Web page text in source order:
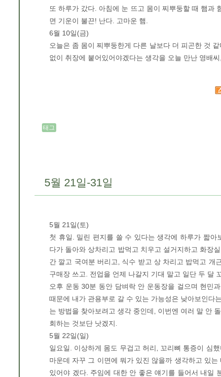
또 하루가 갔다. 아침에 눈 뜨고 몸이 찌뿌둥할 때 햄과
면 기운이 불끈! 난다. 고마운 햄.
6월 10일(금)
오늘은 좀 몸이 찌뿌둥한게 다른 날보다 더 피곤한 것
없이 취장에 붙어있어야겠다는 생각을 오늘 만난 영배
태그
5월 21일-31일
5월 21일(토)
첫 휴일. 밀린 편지를 쓸 수 있다는 생각에 하루가 짧
다가 돌아와 상차리고 밥먹고 치우고 설거지하고 화장
간 깔고 국여분 버리고, 식수 받고 상 차리고 밥먹고 개
구매장 쓰고. 전업을 언제 나갈지 기대 말고 일단 두 달
오후 운동 30분 동안 담벼락 안 운동장을 걸으며 현민
때문에 내가 관용부로 갈 수 있는 가능성은 낮아보인다
는 방법을 찾아보려고 생각 중인데, 이번엔 여러 말 안
회하는 것보단 낫겠지.
5월 22일(일)
일요일. 이상하게 몸도 무겁고 허리, 꼬리뼈 통증이 심
마운데 자꾸 그 이면에 뭐가 있진 않을까 생각하고 있
있어야 겠다. 주임에 대한 안 좋은 얘기를 들어서 내일